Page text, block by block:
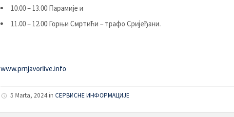
10.00 – 13.00 Парамије и
11.00 – 12.00 Горњи Смртићи – трафо Сријеђани.
www.prnjavorlive.info
5 Marta, 2024in СЕРВИСНЕ ИНФОРМАЦИЈЕ